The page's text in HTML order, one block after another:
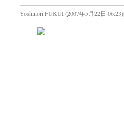
Yoshinori FUKUI(2007年5月22日 06:23)|